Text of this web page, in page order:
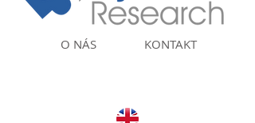
KONTAKT
O NÁS